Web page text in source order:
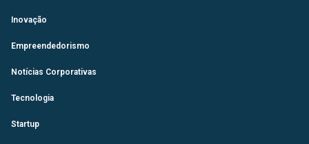
Inovação
Empreendedorismo
Notícias Corporativas
Tecnologia
Startup